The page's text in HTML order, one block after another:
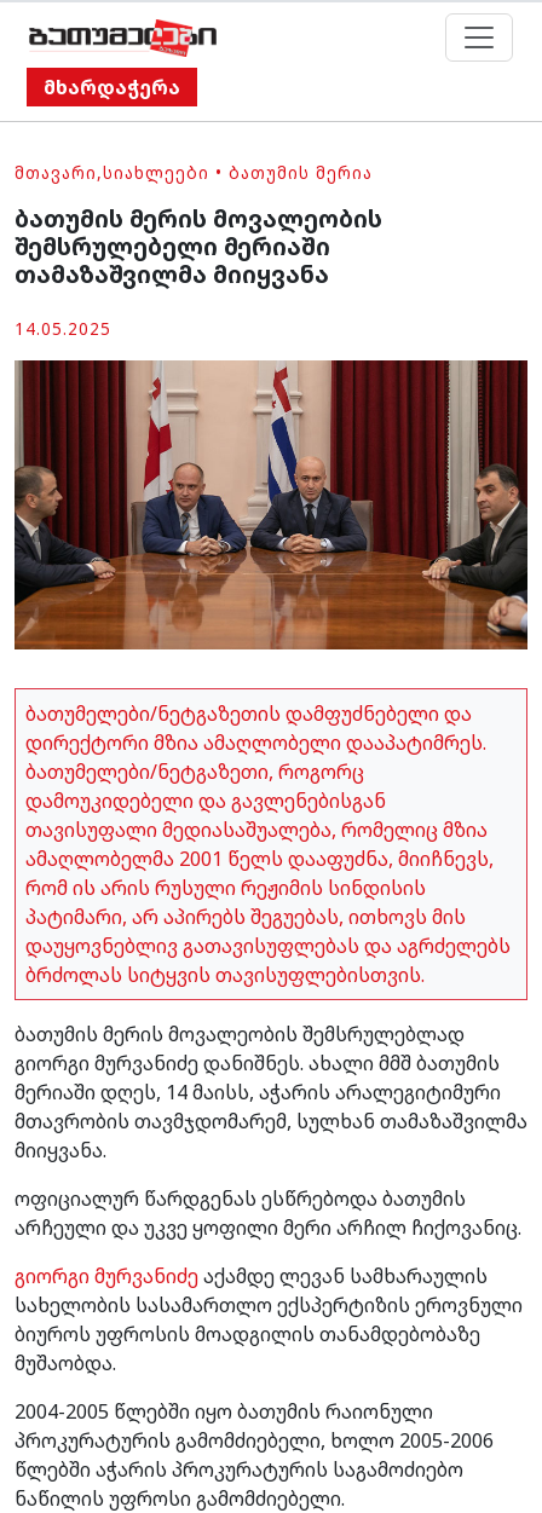
მხარდაჭერა
ᲛᲗᲐᲕᲐᲠᲘ,ᲡᲘᲐᲮᲚᲔᲔᲑᲘ • ᲑᲐᲗᲣᲛᲘᲡ ᲛᲔᲠᲘᲐ
ბათუმის მერის მოვალეობის
შემსრულებელი მერიაში
თამაზაშვილმა მიიყვანა
14.05.2025
ბათუმელები/ნეტგაზეთის დამფუძნებელი და
დირექტორი მზია ამაღლობელი დააპატიმრეს.
ბათუმელები/ნეტგაზეთი, როგორც
დამოუკიდებელი და გავლენებისგან
თავისუფალი მედიასაშუალება, რომელიც მზია
ამაღლობელმა 2001 წელს დააფუძნა, მიიჩნევს,
რომ ის არის რუსული რეჟიმის სინდისის
პატიმარი, არ აპირებს შეგუებას, ითხოვს მის
დაუყოვნებლივ გათავისუფლებას და აგრძელებს
ბრძოლას სიტყვის თავისუფლებისთვის.
ბათუმის მერის მოვალეობის შემსრულებლად
გიორგი მურვანიძე დანიშნეს. ახალი მმშ ბათუმის
მერიაში დღეს, 14 მაისს, აჭარის არალეგიტიმური
მთავრობის თავმჯდომარემ, სულხან თამაზაშვილმა
მიიყვანა.
ოფიციალურ წარდგენას ესწრებოდა ბათუმის
არჩეული და უკვე ყოფილი მერი არჩილ ჩიქოვანიც.
გიორგი მურვანიძეაქამდე ლევან სამხარაულის
სახელობის სასამართლო ექსპერტიზის ეროვნული
ბიუროს უფროსის მოადგილის თანამდებობაზე
მუშაობდა.
2004-2005 წლებში იყო ბათუმის რაიონული
პროკურატურის გამომძიებელი, ხოლო 2005-2006
წლებში აჭარის პროკურატურის საგამოძიებო
ნაწილის უფროსი გამომძიებელი.